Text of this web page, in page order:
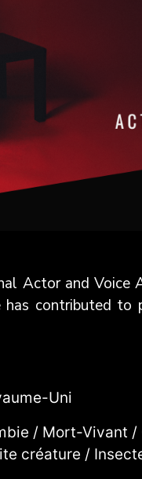
Actor and
contributed to
Uni
/ Mort-Vivant /
créature /